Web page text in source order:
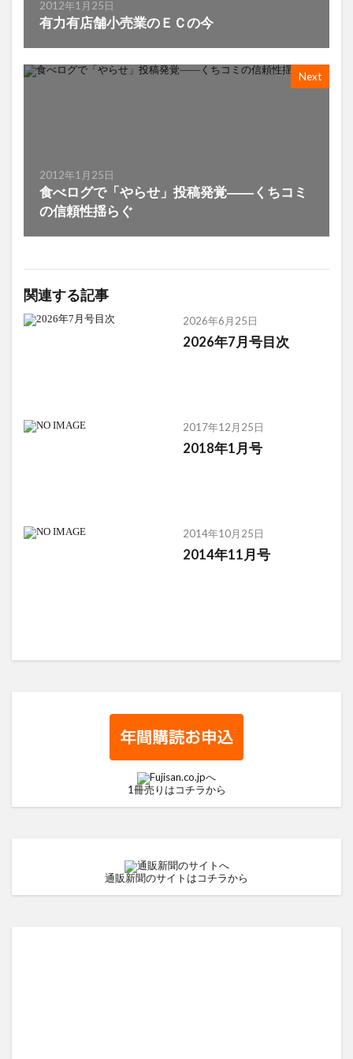
2012年1月25日
有力有店舗小売業のＥＣの今
Next
2012年1月25日
食べログで「やらせ」投稿発覚――くちコミ
の信頼性揺らぐ
関連する記事
2026年6月25日
2026年7月号目次
2017年12月25日
2018年1月号
2014年10月25日
2014年11月号
1冊売りはコチラから
通販新聞のサイトはコチラから